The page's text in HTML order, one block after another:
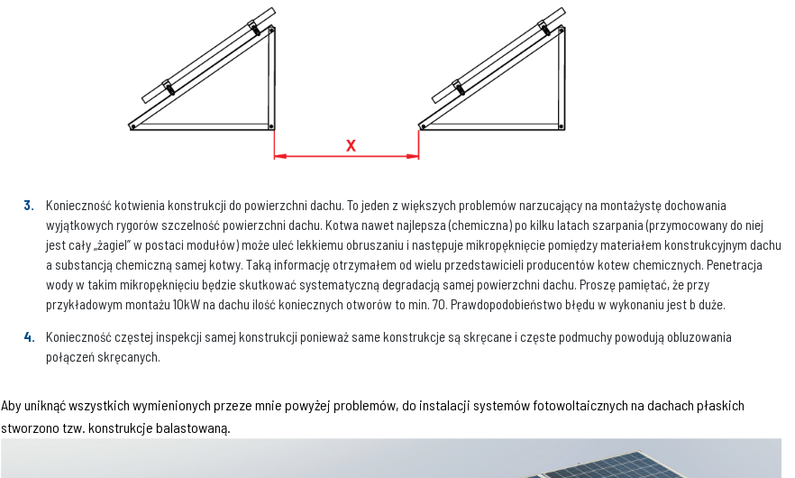
Konieczność kotwienia konstrukcji do powierzchni dachu. To jeden z większych problemów narzucający na montażystę dochowania
wyjątkowych rygorów szczelność powierzchni dachu. Kotwa nawet najlepsza (chemiczna) po kilku latach szarpania (przymocowany do niej
jest cały „żagiel” w postaci modułów) może uleć lekkiemu obruszaniu i następuje mikropęknięcie pomiędzy materiałem konstrukcyjnym dachu
a substancją chemiczną samej kotwy. Taką informację otrzymałem od wielu przedstawicieli producentów kotew chemicznych. Penetracja
wody w takim mikropęknięciu będzie skutkować systematyczną degradacją samej powierzchni dachu. Proszę pamiętać, że przy
przykładowym montażu 10kW na dachu ilość koniecznych otworów to min. 70. Prawdopodobieństwo błędu w wykonaniu jest b duże.
Konieczność częstej inspekcji samej konstrukcji ponieważ same konstrukcje są skręcane i częste podmuchy powodują obluzowania
połączeń skręcanych.
Aby uniknąć wszystkich wymienionych przeze mnie powyżej problemów, do instalacji systemów fotowoltaicznych na dachach płaskich
stworzono tzw. konstrukcje balastowaną.